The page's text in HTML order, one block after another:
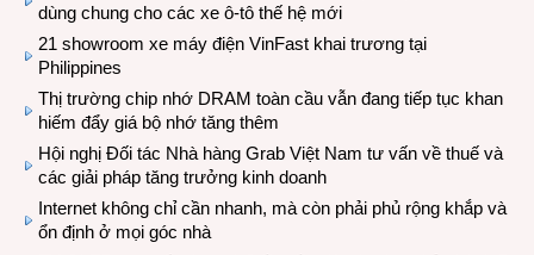
dùng chung cho các xe ô-tô thế hệ mới
21 showroom xe máy điện VinFast khai trương tại
Philippines
Thị trường chip nhớ DRAM toàn cầu vẫn đang tiếp tục khan
hiếm đẩy giá bộ nhớ tăng thêm
Hội nghị Đối tác Nhà hàng Grab Việt Nam tư vấn về thuế và
các giải pháp tăng trưởng kinh doanh
Internet không chỉ cần nhanh, mà còn phải phủ rộng khắp và
ổn định ở mọi góc nhà